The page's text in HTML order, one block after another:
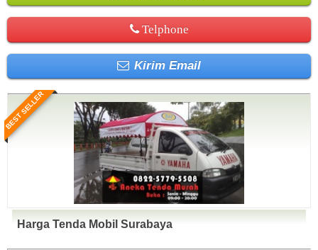
Telphone
Kirim Email
BEST SELLER
Harga Tenda Mobil Surabaya